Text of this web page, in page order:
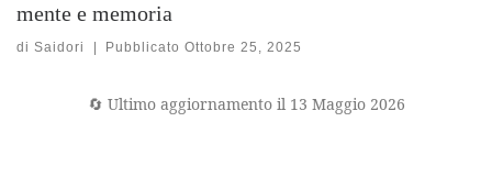
mente e memoria
di Saidori | PubblicatoOttobre 25, 2025
🔄 Ultimo aggiornamento il 13 Maggio 2026